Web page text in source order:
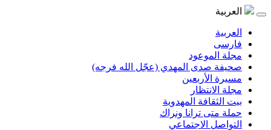
المهدي (عجّل الله فرجه)
المهدوية
ترانا ونراك
الاجتماعي